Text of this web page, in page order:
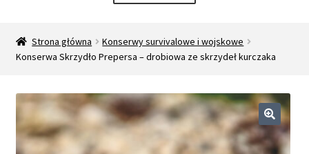
Konserwy
Rozwiń
Zestawy
Dieta ketogeniczna
Strona główna
Konserwy survivalowe i wojskowe
Konserwa Skrzydło Prepersa – drobiowa ze skrzydeł kurczaka